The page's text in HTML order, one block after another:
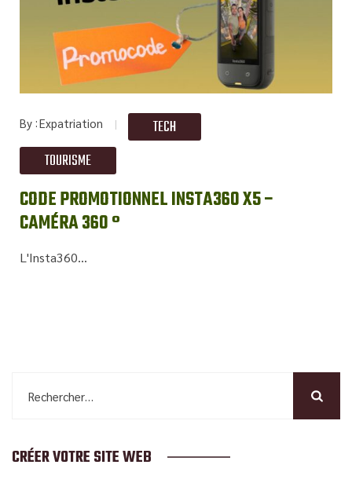
By Expatriation
TECH
TOURISME
CODE PROMOTIONNEL INSTA360 X5 –
CAMÉRA 360 °
L'Insta360...
CRÉER VOTRE SITE WEB